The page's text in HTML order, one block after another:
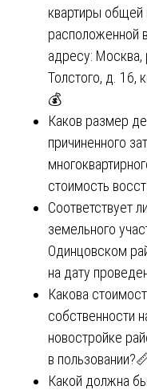
квартиры
расположенной
адресу: Москва,
Толстого, д. 16,
💰
Каков размер
причиненного
стоимость
Соответствует
земельного
Одинцовском
на дату
Какова
собственности
новостройке
в
Какой должна